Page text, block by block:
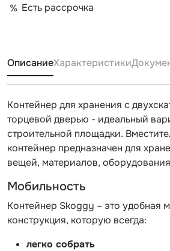
Есть рассрочка
ОписаниеХарактеристики
Контейнер для хранения с
торцевой дверью - идеальный
строительной площадки.
контейнер предназначен для
вещей, материалов,
Мобильность
Контейнер Skoggy – это удобная
конструкция, которую всегда:
легко собрать